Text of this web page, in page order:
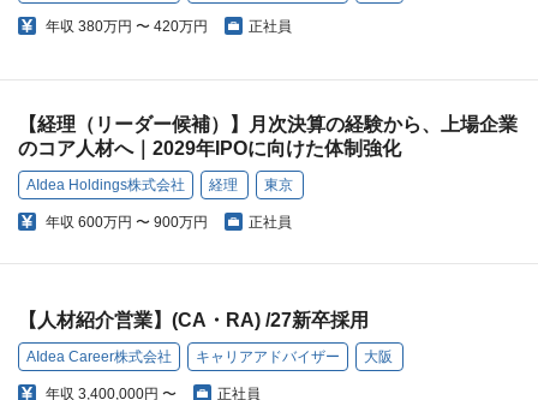
年収 380万円 〜 420万円 正社員
【経理（リーダー候補）】月次決算の経験から、上場企業
のコア人材へ｜2029年IPOに向けた体制強化
AIdea Holdings株式会社 経理 東京
年収 600万円 〜 900万円 正社員
【人材紹介営業】(CA・RA) /27新卒採用
AIdea Career株式会社 キャリアアドバイザー 大阪
年収 3,400,000円 〜 正社員